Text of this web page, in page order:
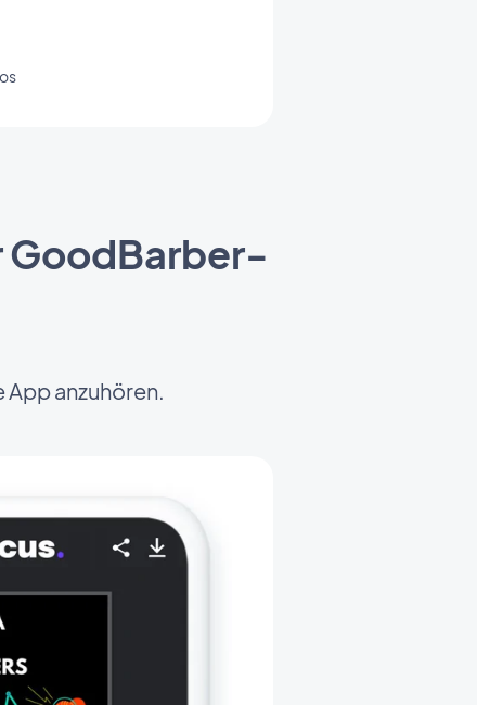
GoodBarber-
anzuhören.